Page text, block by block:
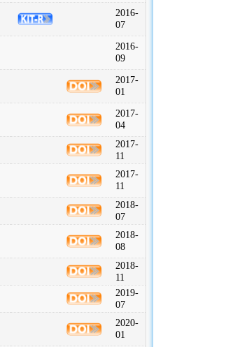
2016-
07
2016-
09
2017-
01
2017-
04
2017-
11
2017-
11
2018-
07
2018-
08
2018-
11
2019-
07
2020-
01